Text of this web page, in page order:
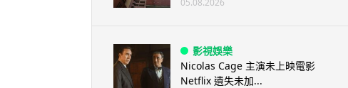
影視娛樂
Nicolas Cage 主演未上映電影
Netflix 遺失未加...